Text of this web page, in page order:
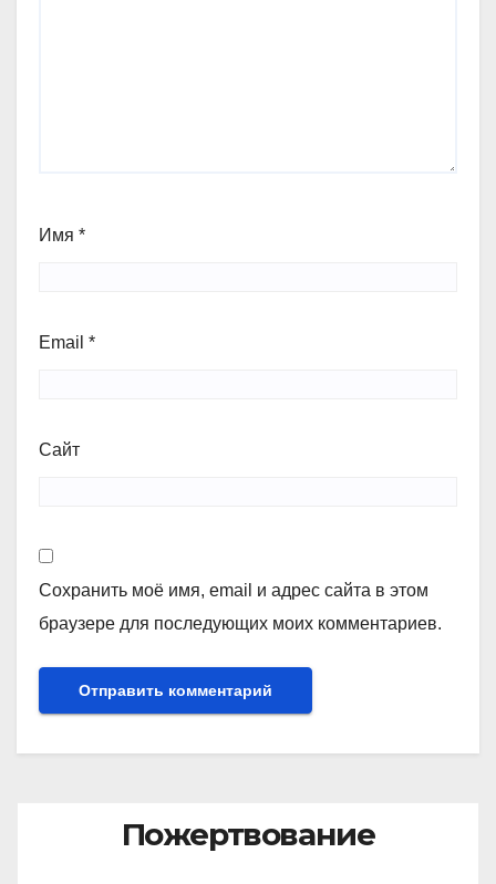
Имя *
Email *
Сайт
Сохранить моё имя, email и адрес сайта в этом
браузере для последующих моих комментариев.
Пожертвование